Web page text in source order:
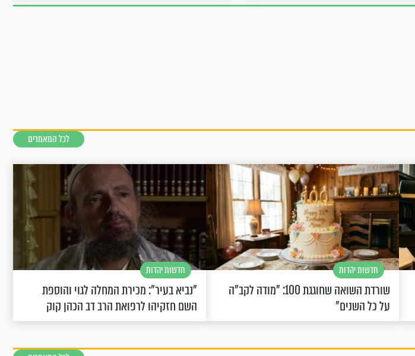
לכל המאמרים
חדשות יהדות
שורדת השואה שחוגגת 100: "מודה לקב"ה
על כל השנים"
חדשות יהדות
"נביא בעיר": מכירת המחלה לגוי והוספת
השם חזקיהו לרפואת הרב דב הכהן קוק